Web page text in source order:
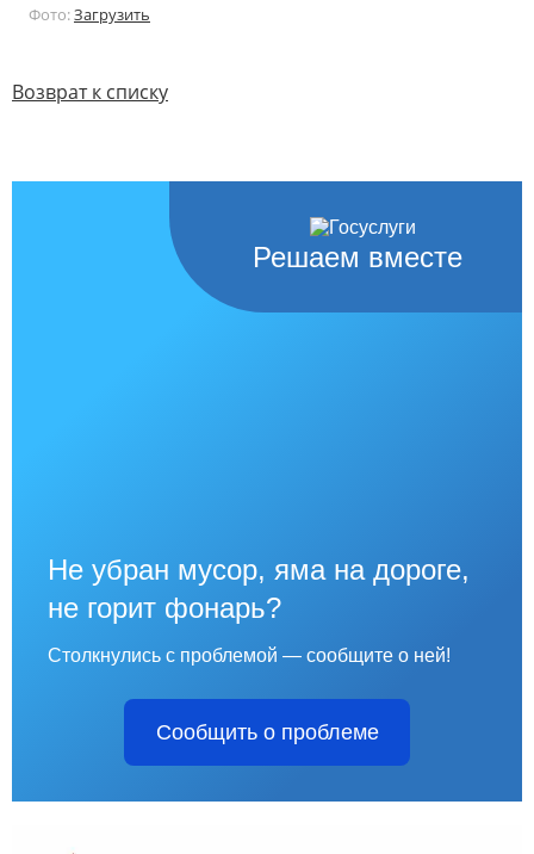
Фото:Загрузить
Возврат к списку
Решаем вместе
Не убран мусор, яма на дороге,
не горит фонарь?
Столкнулись с проблемой — сообщите о ней!
Сообщить о проблеме